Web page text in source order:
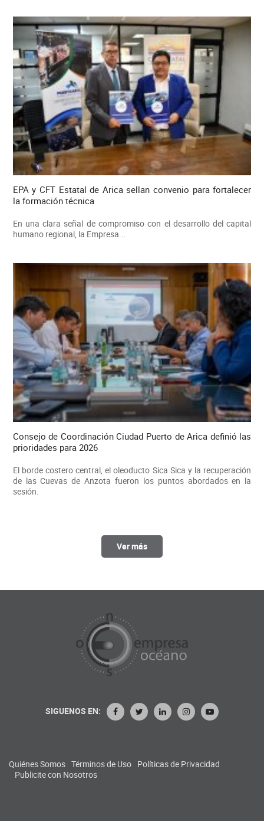
EPA y CFT Estatal de Arica sellan convenio para fortalecer
la formación técnica
En una clara señal de compromiso con el desarrollo del capital
humano regional, la Empresa...
Consejo de Coordinación Ciudad Puerto de Arica definió las
prioridades para 2026
El borde costero central, el oleoducto Sica Sica y la recuperación
de las Cuevas de Anzota fueron los puntos abordados en la
sesión.
Ver más
SIGUENOS EN:
Quiénes Somos Términos de Uso Políticas de Privacidad
Publicite con Nosotros